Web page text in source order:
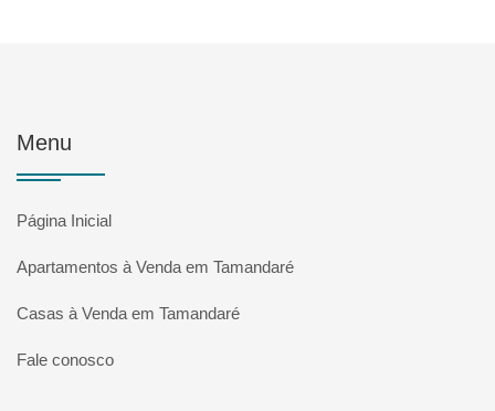
Menu
Página Inicial
Apartamentos à Venda em Tamandaré
Casas à Venda em Tamandaré
Fale conosco